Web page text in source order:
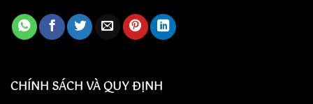
CHÍNH SÁCH VÀ QUY ĐỊNH